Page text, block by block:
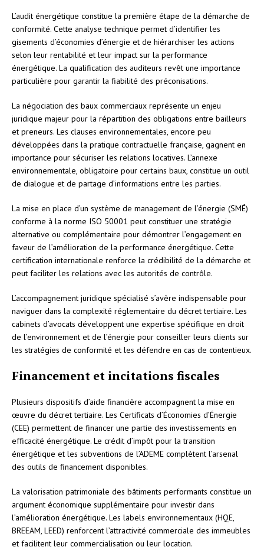
L’audit énergétique constitue la première étape de la démarche de
conformité. Cette analyse technique permet d’identifier les
gisements d’économies d’énergie et de hiérarchiser les actions
selon leur rentabilité et leur impact sur la performance
énergétique. La qualification des auditeurs revêt une importance
particulière pour garantir la fiabilité des préconisations.
La négociation des baux commerciaux représente un enjeu
juridique majeur pour la répartition des obligations entre bailleurs
et preneurs. Les clauses environnementales, encore peu
développées dans la pratique contractuelle française, gagnent en
importance pour sécuriser les relations locatives. L’annexe
environnementale, obligatoire pour certains baux, constitue un outil
de dialogue et de partage d’informations entre les parties.
La mise en place d’un système de management de l’énergie (SMÉ)
conforme à la norme ISO 50001 peut constituer une stratégie
alternative ou complémentaire pour démontrer l’engagement en
faveur de l’amélioration de la performance énergétique. Cette
certification internationale renforce la crédibilité de la démarche et
peut faciliter les relations avec les autorités de contrôle.
L’accompagnement juridique spécialisé s’avère indispensable pour
naviguer dans la complexité réglementaire du décret tertiaire. Les
cabinets d’avocats développent une expertise spécifique en droit
de l’environnement et de l’énergie pour conseiller leurs clients sur
les stratégies de conformité et les défendre en cas de contentieux.
Financement et incitations fiscales
Plusieurs dispositifs d’aide financière accompagnent la mise en
œuvre du décret tertiaire. Les Certificats d’Économies d’Énergie
(CEE) permettent de financer une partie des investissements en
efficacité énergétique. Le crédit d’impôt pour la transition
énergétique et les subventions de l’ADEME complètent l’arsenal
des outils de financement disponibles.
La valorisation patrimoniale des bâtiments performants constitue un
argument économique supplémentaire pour investir dans
l’amélioration énergétique. Les labels environnementaux (HQE,
BREEAM, LEED) renforcent l’attractivité commerciale des immeubles
et facilitent leur commercialisation ou leur location.